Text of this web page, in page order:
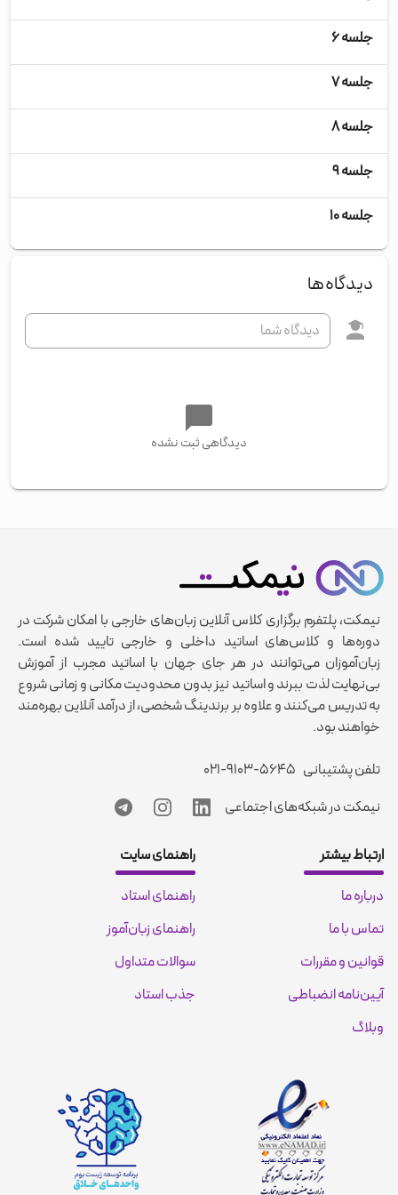
جلسه ۶
جلسه ۷
جلسه ۸
جلسه ۹
جلسه ۱۰
دیدگاه‌ها
دیدگاهی ثبت نشده
نیمکت، پلتفرم برگزاری کلاس آنلاین زبان‌های خارجی با امکان شرکت در
دوره‌ها و کلاس‌های اساتید داخلی و خارجی تایید شده است.
زبان‌آموزان می‌توانند در هر جای جهان با اساتید مجرب از آموزش
بی‌نهایت لذت ببرند و اساتید نیز بدون محدودیت مکانی و زمانی شروع
به تدریس می‌کنند و علاوه بر برندینگ شخصی، از درآمد آنلاین بهره‌مند
خواهند بود.
تلفن پشتیبانی ۰۲۱-۹۱۰۳-۵۶۴۵
نیمکت در شبکه‌های اجتماعی
ارتباط بیشتر
درباره ما
تماس با ما
قوانین و مقررات
آیین‌نامه انضباطی
وبلاگ
راهنمای سایت
راهنمای استاد
راهنمای زبان‌آموز
سوالات متداول
جذب استاد